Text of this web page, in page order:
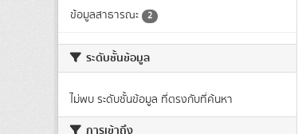
ข้อมูลสาธารณะ 2
ระดับชั้นข้อมูล
ไม่พบ ระดับชั้นข้อมูล ที่ตรงกับที่ค้นหา